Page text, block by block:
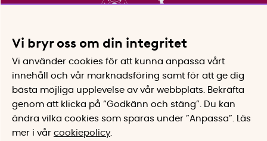
Vi bryr oss om din integritet
Vi använder cookies för att kunna anpassa vårt
innehåll och vår marknadsföring samt för att ge dig
bästa möjliga upplevelse av vår webbplats.
Bekräfta
genom att klicka på “Godkänn och stäng”. Du kan
ändra vilka cookies som sparas under ”Anpassa”.
Läs
mer i vår cookiepolicy